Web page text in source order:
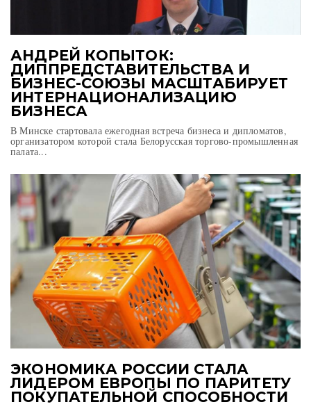
АНДРЕЙ КОПЫТОК:
ДИППРЕДСТАВИТЕЛЬСТВА И
БИЗНЕС-СОЮЗЫ МАСШТАБИРУЕТ
ИНТЕРНАЦИОНАЛИЗАЦИЮ
БИЗНЕСА
В Минске стартовала ежегодная встреча бизнеса и дипломатов,
организатором которой стала Белорусская торгово-промышленная
палата...
ЭКОНОМИКА РОССИИ СТАЛА
ЛИДЕРОМ ЕВРОПЫ ПО ПАРИТЕТУ
ПОКУПАТЕЛЬНОЙ СПОСОБНОСТИ